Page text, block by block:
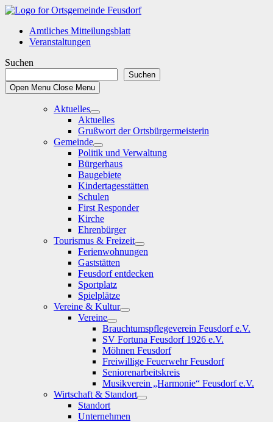
Skip
contentAmtliches Mitteilungsblatt
Veranstaltungen
Suchen
Suchen
Open Menu Close Menu
Aktuelles
Show
sub
menu
Aktuelles
Grußwort der Ortsbürgermeisterin
Gemeinde
Show
sub
menu
Politik und Verwaltung
Bürgerhaus
Baugebiete
Kindertagesstätten
Schulen
First Responder
Kirche
Ehrenbürger
Tourismus & Freizeit
Show
sub
Ferienwohnungen
Gaststätten
Feusdorf entdecken
Sportplatz
Spielplätze
Vereine & Kultur
Show
sub
menu
Vereine
Show
sub
menu
Brauchtumspflegeverein Feusdorf e.V.
SV Fortuna Feusdorf 1926 e.V.
Möhnen Feusdorf
Freiwillige Feuerwehr Feusdorf
Seniorenarbeitskreis
Musikverein „Harmonie“ Feusdorf e.V.
Wirtschaft & Standort
Show
Standort
Unternehmen